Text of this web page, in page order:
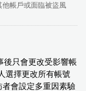
帳戶或面臨被盜風
後只會更改受影響帳
選擇更改所有帳號
會設定多重因素驗